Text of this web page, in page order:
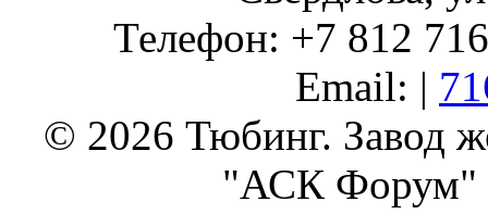
Телефон: +7 812
Email: |
© 2026 Тюбинг. Завод
"АСК Форум"